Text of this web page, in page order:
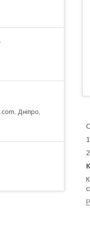
Дніпро,